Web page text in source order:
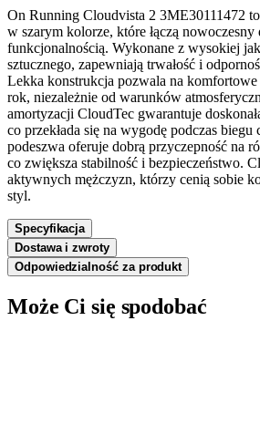
On Running Cloudvista 2 3ME30111472
w szarym kolorze, które łączą nowoczesny
funkcjonalnością. Wykonane z wysokiej
sztucznego, zapewniają trwałość i
Lekka konstrukcja pozwala na komfortowe
rok, niezależnie od warunków
amortyzacji CloudTec gwarantuje
co przekłada się na wygodę podczas
podeszwa oferuje dobrą przyczepność na
co zwiększa stabilność i bezpieczeństwo.
aktywnych mężczyzn, którzy cenią sobie
styl.
Specyfikacja
Dostawa i zwroty
Odpowiedzialność za produkt
Może Ci się spodobać